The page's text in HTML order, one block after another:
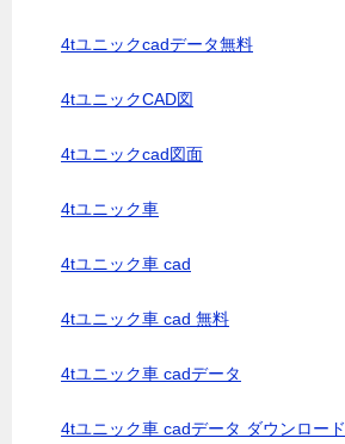
4tユニックcadデータ無料
4tユニックCAD図
4tユニックcad図面
4tユニック車
4tユニック車 cad
4tユニック車 cad 無料
4tユニック車 cadデータ
4tユニック車 cadデータ ダウンロード